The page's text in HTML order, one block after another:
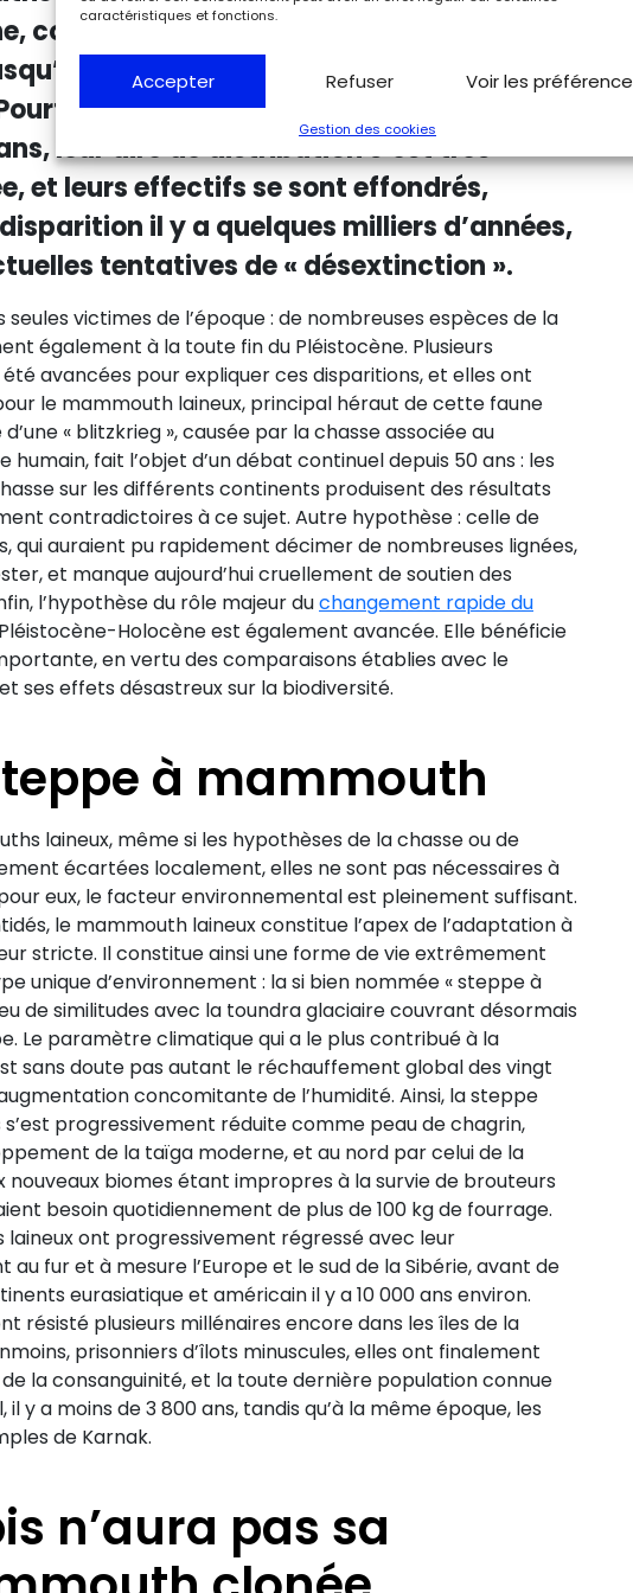
caractéristiques et fonctions.
Accepter Refuser Voir les
Gestion des cookies
colonisant tout le continent eurasiatique
Mexique à la faveur des régressions
à la suite du dernier maximum
leur aire de distribution s’est très
et leurs effectifs se sont effondrés,
il y a quelques milliers d’années,
tentatives de « désextinction ».
victimes de l’époque : de nombreuses espèces de la
également à la toute fin du Pléistocène. Plusieurs
avancées pour expliquer ces disparitions, et elles ont
le mammouth laineux, principal héraut de cette faune
« blitzkrieg », causée par la chasse associée au
fait l’objet d’un débat continuel depuis 50 ans : les
sur les différents continents produisent des résultats
contradictoires à ce sujet. Autre hypothèse : celle de
qui auraient pu rapidement décimer de nombreuses lignées,
et manque aujourd’hui cruellement de soutien des
l’hypothèse du rôle majeur duchangement rapide du
Holocène est également avancée. Elle bénéficie
en vertu des comparaisons établies avec le
ses effets désastreux sur la biodiversité.
à mammouth
laineux, même si les hypothèses de la chasse ou de
écartées localement, elles ne sont pas nécessaires à
eux, le facteur environnemental est pleinement suffisant.
le mammouth laineux constitue l’apex de l’adaptation à
stricte. Il constitue ainsi une forme de vie extrêmement
unique d’environnement : la si bien nommée « steppe à
de similitudes avec la toundra glaciaire couvrant désormais
Le paramètre climatique qui a le plus contribué à la
sans doute pas autant le réchauffement global des vingt
concomitante de l’humidité. Ainsi, la steppe
progressivement réduite comme peau de chagrin,
de la taïga moderne, et au nord par celui de la
nouveaux biomes étant impropres à la survie de brouteurs
besoin quotidiennement de plus de 100 kg de fourrage.
laineux ont progressivement régressé avec leur
fur et à mesure l’Europe et le sud de la Sibérie, avant de
eurasiatique et américain il y a 10 000 ans environ.
résisté plusieurs millénaires encore dans les îles de la
prisonniers d’îlots minuscules, elles ont finalement
la consanguinité, et la toute dernière population connue
il y a moins de 3 800 ans, tandis qu’à la même époque, les
de Karnak.
n’aura pas sa